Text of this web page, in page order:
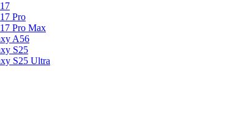
Pro
Pro Max
A56
S25
S25 Ultra